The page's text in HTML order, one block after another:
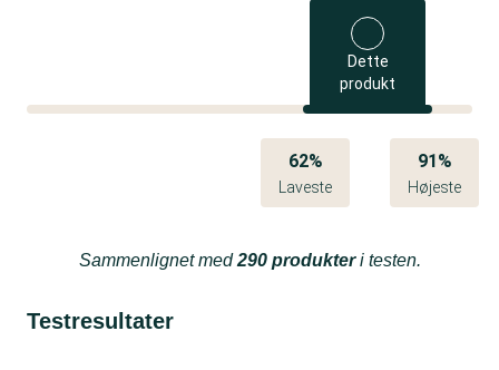
Dette
produkt
62%
Laveste
91%
Højeste
Sammenlignet med290 produkteri testen.
Testresultater